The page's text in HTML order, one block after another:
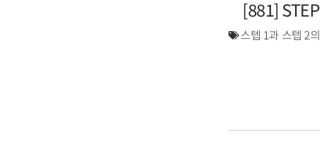
[881]
스텝 1과 스텝 2